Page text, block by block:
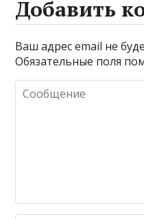
Добавить
Ваш адрес email не
Обязательные поля